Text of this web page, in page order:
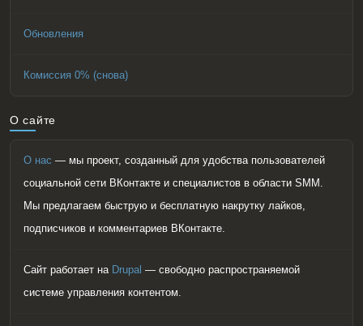
Обновления
Комиссия 0% (снова)
О сайте
О нас — мы проект, созданный для удобства пользователей
социальной сети ВКонтакте и специалистов в области SMM.
Мы предлагаем быструю и бесплатную накрутку лайков,
подписчиков и комментариев ВКонтакте.
Сайт работает на Drupal — свободно распространяемой
системе управления контентом.